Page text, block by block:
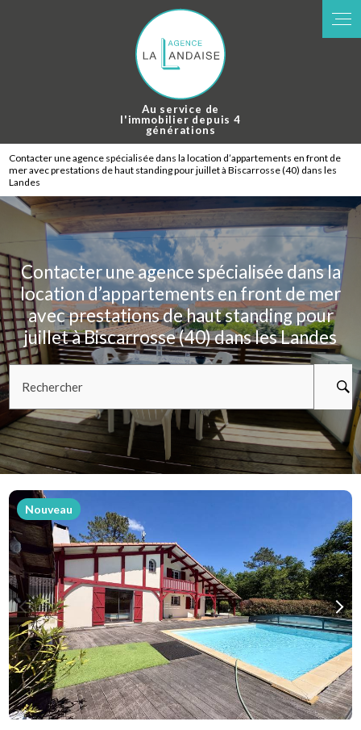
Au service de
l'immobilier depuis 4
générations
Contacter une agence spécialisée dans la location d’appartements en front de
mer avec prestations de haut standing pour juillet à Biscarrosse (40) dans les
Landes
Contacter une agence spécialisée dans la
location d’appartements en front de mer
avec prestations de haut standing pour
juillet à Biscarrosse (40) dans les Landes
Rechercher
Previous Next
Nouveau
Panneau de gestion des cookies